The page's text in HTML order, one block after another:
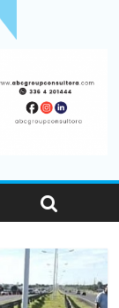
bajó un 12,6%